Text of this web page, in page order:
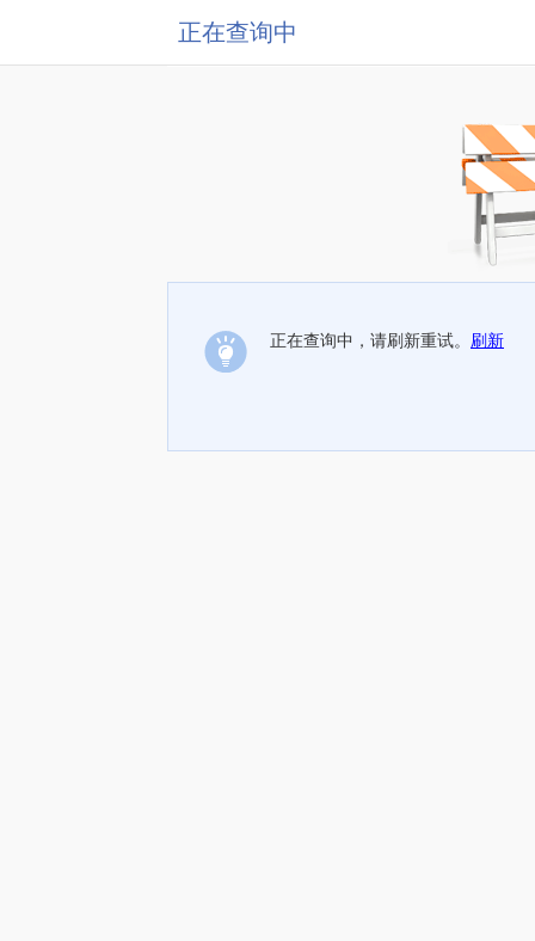
正在查询中
正在查询中，请刷新重试。 刷新